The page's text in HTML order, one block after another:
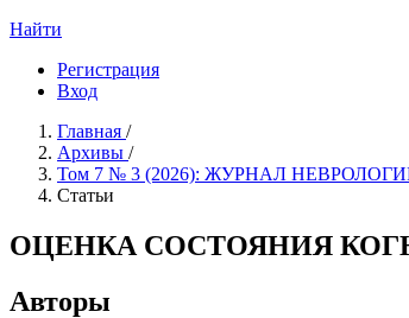
Найти
Регистрация
Вход
Главная /
Архивы /
Том 7 № 3 (2026): ЖУРНАЛ
Статьи
ОЦЕНКА СОСТОЯНИЯ
Авторы